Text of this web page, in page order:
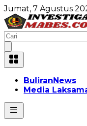
Jumat, 7 Agustus
BuliranNews
Media